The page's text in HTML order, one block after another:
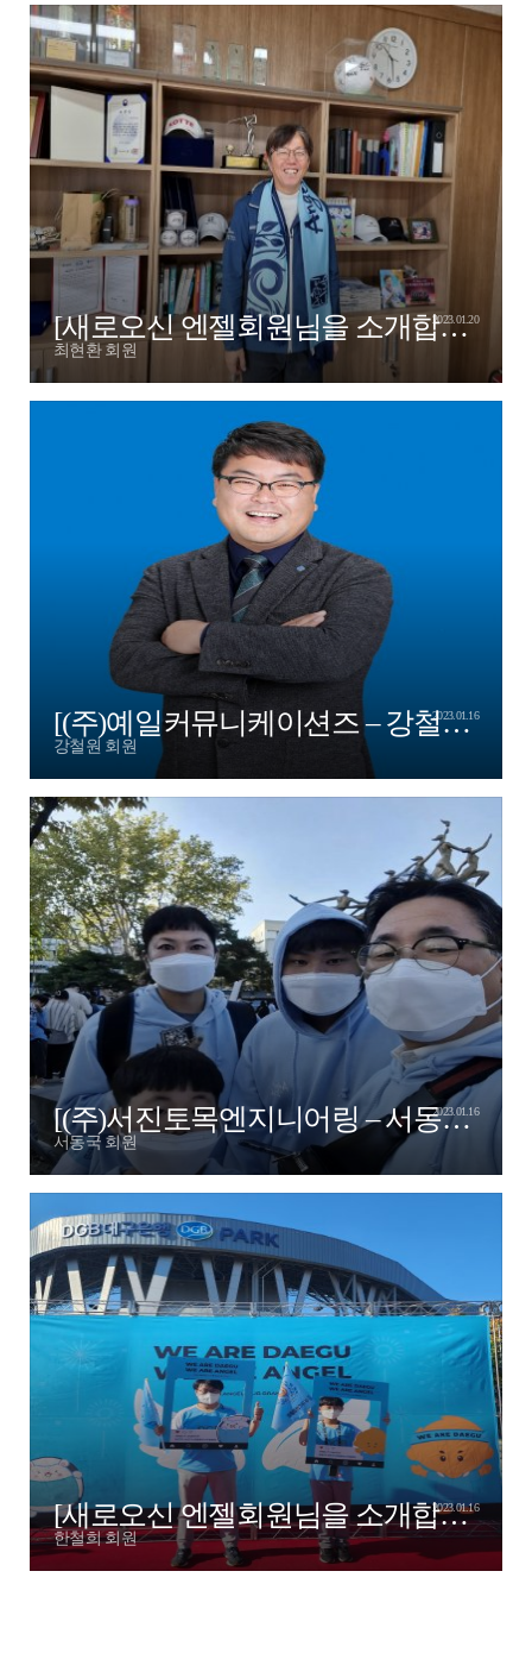
[새로오신 엔젤회원님을 소개합니다! - 대구로 최현환 엔젤님]
최현환 회원
2023.01.20
[(주)예일커뮤니케이션즈 – 강철원 엔젤님]
강철원 회원
2023.01.16
[(주)서진토목엔지니어링 – 서동국 엔젤님]
서동국 회원
2023.01.16
[새로오신 엔젤회원님을 소개합니다! - ㈜세원툴스 한철희 엔젤님]
한철희 회원
2023.01.16